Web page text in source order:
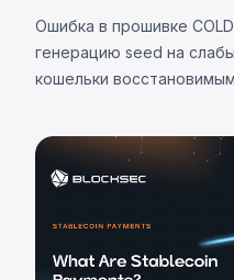
Ошибка в прошивке
генерацию seed на
кошельки
оценки до 2 055 BTC.